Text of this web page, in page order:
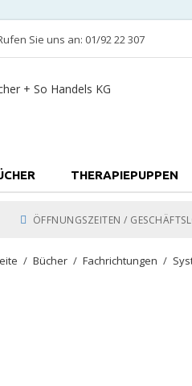
Sie uns an: 01/92 22 307
THERAPIEPUPPEN
ÖFFNUNGSZEITEN /
Bücher Fachrichtungen